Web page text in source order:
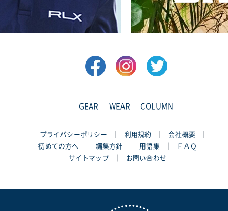
GEAR WEAR COLUMN
プライバシーポリシー 利用規約
会社概要
初めての方へ
編集方針 用語集
ＦＡＱ
サイトマップ
お問い合わせ